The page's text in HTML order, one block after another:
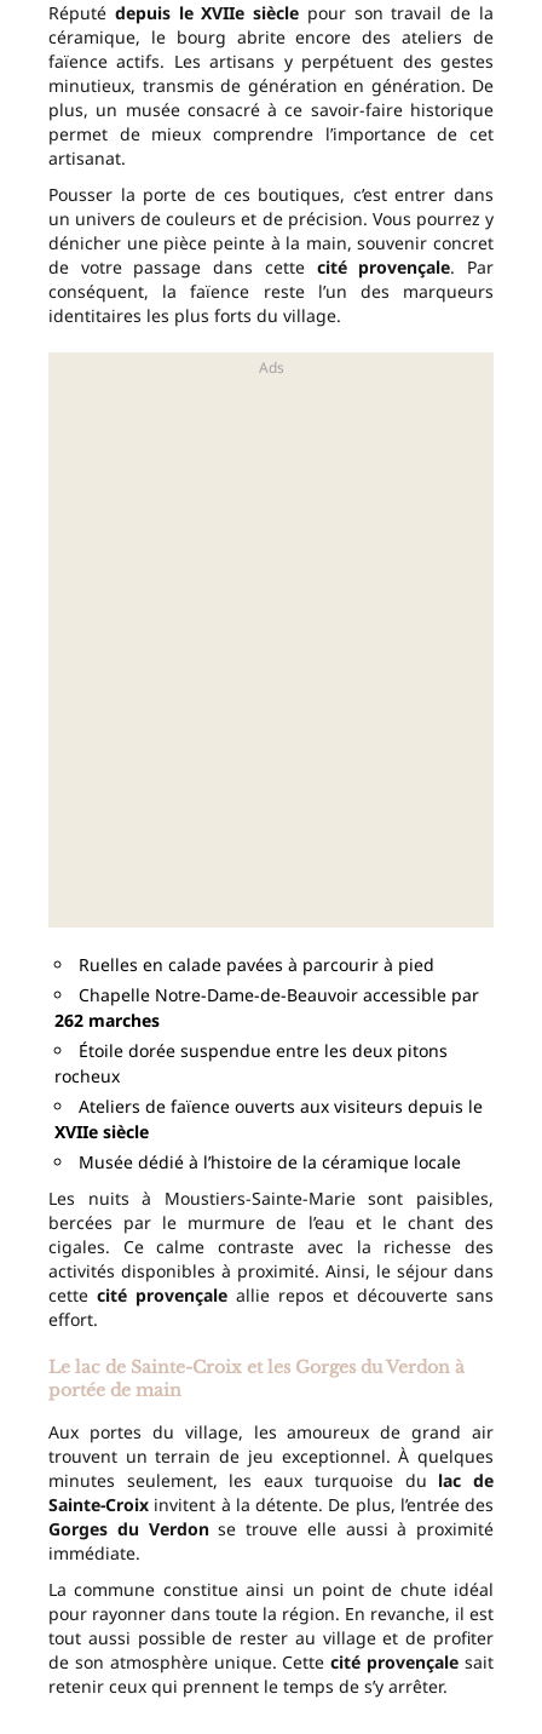
Réputé depuis le XVIIe siècle pour son travail de la
céramique, le bourg abrite encore des ateliers de
faïence actifs. Les artisans y perpétuent des gestes
minutieux, transmis de génération en génération. De
plus, un musée consacré à ce savoir-faire historique
permet de mieux comprendre l’importance de cet
artisanat.
Pousser la porte de ces boutiques, c’est entrer dans
un univers de couleurs et de précision. Vous pourrez y
dénicher une pièce peinte à la main, souvenir concret
de votre passage dans cette cité provençale. Par
conséquent, la faïence reste l’un des marqueurs
identitaires les plus forts du village.
Ruelles en calade pavées à parcourir à pied
Chapelle Notre-Dame-de-Beauvoir accessible par
262 marches
Étoile dorée suspendue entre les deux pitons
rocheux
Ateliers de faïence ouverts aux visiteurs depuis le
XVIIe siècle
Musée dédié à l’histoire de la céramique locale
Les nuits à Moustiers-Sainte-Marie sont paisibles,
bercées par le murmure de l’eau et le chant des
cigales. Ce calme contraste avec la richesse des
activités disponibles à proximité. Ainsi, le séjour dans
cette cité provençale allie repos et découverte sans
effort.
Le lac de Sainte-Croix et les Gorges du Verdon à
portée de main
Aux portes du village, les amoureux de grand air
trouvent un terrain de jeu exceptionnel. À quelques
minutes seulement, les eaux turquoise du lac de
Sainte-Croix invitent à la détente. De plus, l’entrée des
Gorges du Verdonse trouve elle aussi à proximité
immédiate.
La commune constitue ainsi un point de chute idéal
pour rayonner dans toute la région. En revanche, il est
tout aussi possible de rester au village et de profiter
de son atmosphère unique. Cettecité provençale sait
retenir ceux qui prennent le temps de s’y arrêter.